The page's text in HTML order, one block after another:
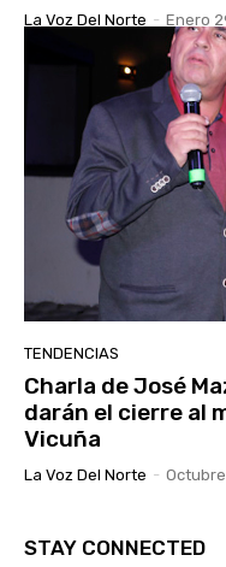
La Voz Del Norte - Enero
TENDENCIAS
Charla de José
darán el cierre al
Vicuña
La Voz Del Norte -
STAY CONNECTED